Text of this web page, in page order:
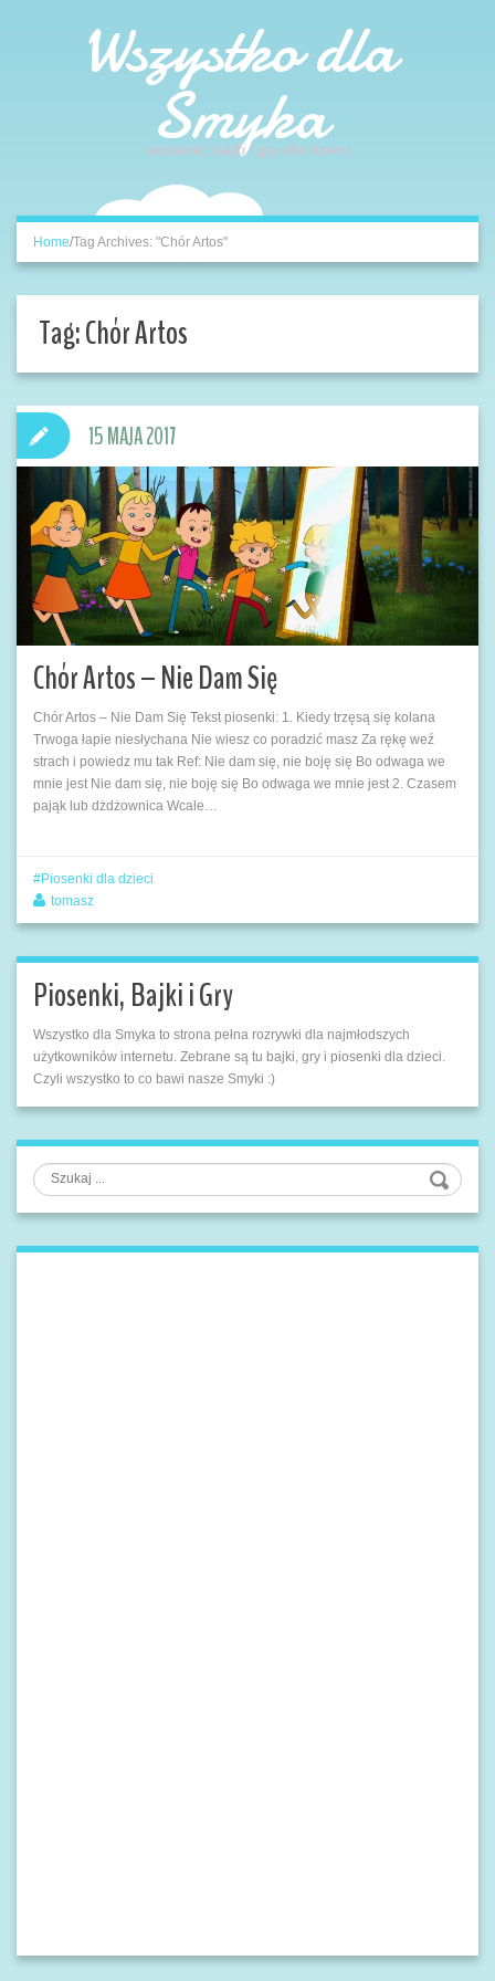
Wszystko dla
Smyka
piosenki, bajki i gry dla dzieci
Home/Tag Archives: "Chór Artos"
Tag:Chór Artos
Chór Artos – Nie Dam Się
Chór Artos – Nie Dam Się Tekst piosenki: 1. Kiedy trzęsą się kolana
Trwoga łapie niesłychana Nie wiesz co poradzić masz Za rękę weź
strach i powiedz mu tak Ref: Nie dam się, nie boję się Bo odwaga we
mnie jest Nie dam się, nie boję się Bo odwaga we mnie jest 2. Czasem
pająk lub dżdżownica Wcale…
15 MAJA 2017
Piosenki dla dzieci
tomasz
Piosenki, Bajki i Gry
Wszystko dla Smyka to strona pełna rozrywki dla najmłodszych
użytkowników internetu. Zebrane są tu bajki, gry i piosenki dla dzieci.
Czyli wszystko to co bawi nasze Smyki :)
Szukaj